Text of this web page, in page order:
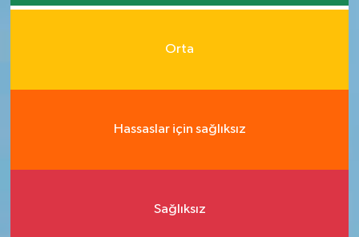
Orta
Hassaslar için sağlıksız
Sağlıksız